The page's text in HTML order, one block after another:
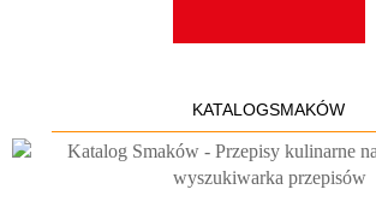
KATALOGSMAKÓW